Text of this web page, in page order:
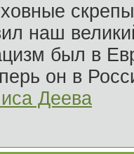
наш
был в
он в
Деева